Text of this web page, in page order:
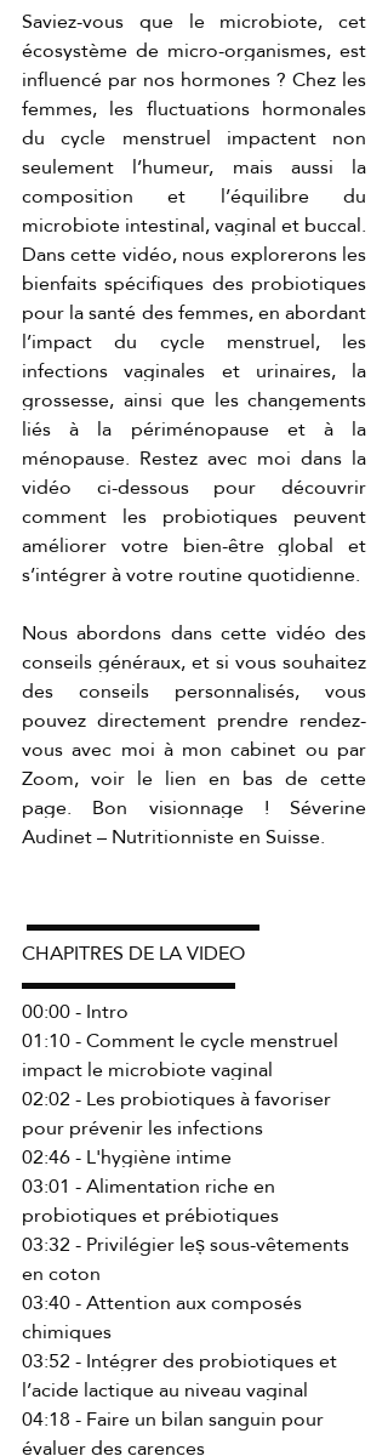
Saviez-vous que le microbiote, cet
écosystème de micro-organismes, est
influencé par nos hormones ? Chez les
femmes, les fluctuations hormonales
du cycle menstruel impactent non
seulement l’humeur, mais aussi la
composition et l’équilibre du
microbiote intestinal, vaginal et buccal.
Dans cette vidéo, nous explorerons les
bienfaits spécifiques des probiotiques
pour la santé des femmes, en abordant
l’impact du cycle menstruel, les
infections vaginales et urinaires, la
grossesse, ainsi que les changements
liés à la périménopause et à la
ménopause. Restez avec moi dans la
vidéo ci-dessous pour découvrir
comment les probiotiques peuvent
améliorer votre bien-être global et
s’intégrer à votre routine quotidienne.
Nous abordons dans cette vidéo des
conseils généraux, et si vous souhaitez
des conseils personnalisés, vous
pouvez directement prendre rendez-
vous avec moi à mon cabinet ou par
Zoom, voir le lien en bas de cette
page. Bon visionnage ! Séverine
Audinet – Nutritionniste en Suisse.
CHAPITRES DE LA VIDEO
▬▬▬▬▬▬▬▬▬▬▬
00:00 - Intro
01:10 - Comment le cycle menstruel
impact le microbiote vaginal
02:02 - Les probiotiques à favoriser
pour prévenir les infections
02:46 - L'hygiène intime
03:01 - Alimentation riche en
probiotiques et prébiotiques
03:32 - Privilégier leș sous-vêtements
en coton
03:40 - Attention aux composés
chimiques
03:52 - Intégrer des probiotiques et
l’acide lactique au niveau vaginal
04:18 - Faire un bilan sanguin pour
évaluer des carences